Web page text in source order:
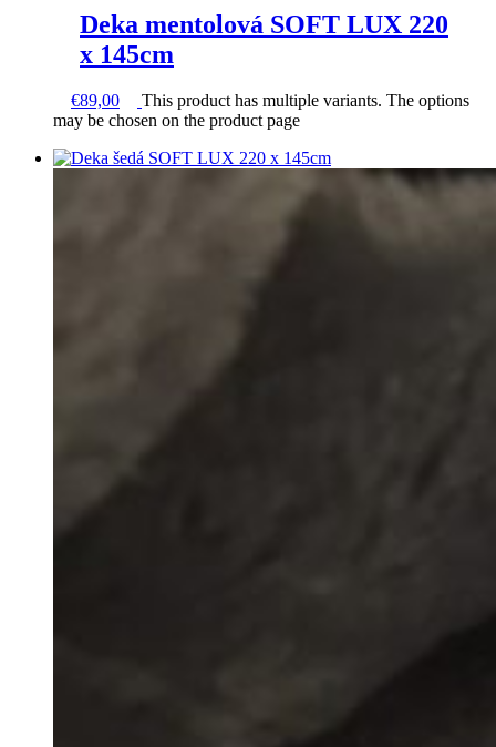
Deka mentolová SOFT LUX 220
x 145cm
€89,00
This product has multiple variants. The options
may be chosen on the product page